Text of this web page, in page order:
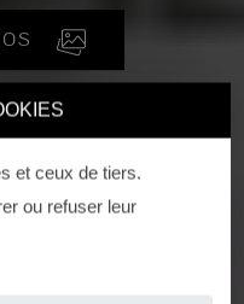
et ceux de tiers.
ou refuser leur